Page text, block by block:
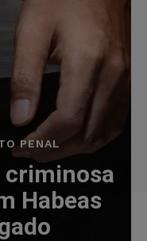
PENAL
criminosa
Habeas